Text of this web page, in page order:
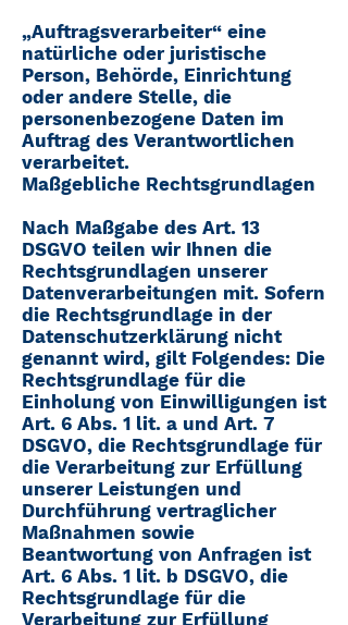
„Auftragsverarbeiter“ eine
natürliche oder juristische
Person, Behörde, Einrichtung
oder andere Stelle, die
personenbezogene Daten im
Auftrag des Verantwortlichen
verarbeitet.
Maßgebliche Rechtsgrundlagen
Nach Maßgabe des Art. 13
DSGVO teilen wir Ihnen die
Rechtsgrundlagen unserer
Datenverarbeitungen mit. Sofern
die Rechtsgrundlage in der
Datenschutzerklärung nicht
genannt wird, gilt Folgendes: Die
Rechtsgrundlage für die
Einholung von Einwilligungen ist
Art. 6 Abs. 1 lit. a und Art. 7
DSGVO, die Rechtsgrundlage für
die Verarbeitung zur Erfüllung
unserer Leistungen und
Durchführung vertraglicher
Maßnahmen sowie
Beantwortung von Anfragen ist
Art. 6 Abs. 1 lit. b DSGVO, die
Rechtsgrundlage für die
Verarbeitung zur Erfüllung